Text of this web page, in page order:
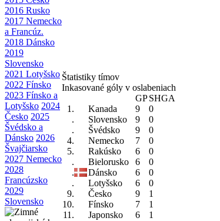
2016 Rusko
2017 Nemecko
a Francúz.
2018 Dánsko
2019
Slovensko
2021 Lotyšsko
2022 Fínsko
2023 Fínsko a
Lotyšsko 2024
Česko 2025
Švédsko a
Dánsko 2026
Švajčiarsko
2027 Nemecko
2028
Francúzsko
2029
Slovensko
Štatistiky tímov
Inkasované góly v oslabeniach
GPSHGA
1.
Kanada 9
0
.
Slovensko 9
0
.
Švédsko 9
0
4.
Nemecko 7
0
5.
Rakúsko 6
0
.
Bielorusko 6
0
.
Dánsko 6
0
.
Lotyšsko 6
0
9.
Česko 9
1
10.
Fínsko 7
1
11.
Japonsko 6
1